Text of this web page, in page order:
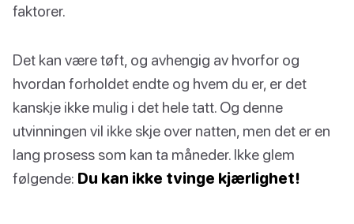
faktorer.
Det kan være tøft, og avhengig av hvorfor og
hvordan forholdet endte og hvem du er, er det
kanskje ikke mulig i det hele tatt. Og denne
utvinningen vil ikke skje over natten, men det er en
lang prosess som kan ta måneder. Ikke glem
følgende: Du kan ikke tvinge kjærlighet!